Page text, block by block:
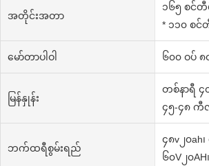
အတိုင်းအတာ
၁၆၅ စင်
* ၁၁၀ စ
မော်တာပါဝါ ၆၀၀ ဝပ် ၈
မြန်နှုန်း
တစ်နာရီ
၄၅-၄၈ ကီ
ဘက်ထရီစွမ်းရည်
၄၈v၂၀ah၊
၆၀V၂၀AH